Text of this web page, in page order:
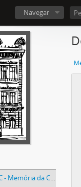
Navegar
da Constituinte